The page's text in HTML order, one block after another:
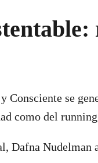
Consciente se
como del
Dafna Nudelman